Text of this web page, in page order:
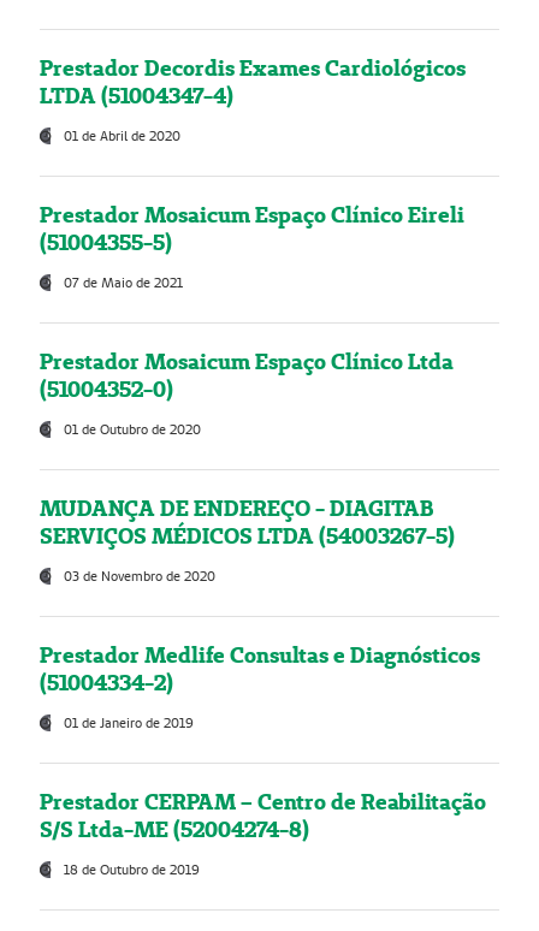
Prestador Decordis Exames Cardiológicos
LTDA (51004347-4)
01 de Abril de 2020
Prestador Mosaicum Espaço Clínico Eireli
(51004355-5)
07 de Maio de 2021
Prestador Mosaicum Espaço Clínico Ltda
(51004352-0)
01 de Outubro de 2020
MUDANÇA DE ENDEREÇO - DIAGITAB
SERVIÇOS MÉDICOS LTDA (54003267-5)
03 de Novembro de 2020
Prestador Medlife Consultas e Diagnósticos
(51004334-2)
01 de Janeiro de 2019
Prestador CERPAM – Centro de Reabilitação
S/S Ltda-ME (52004274-8)
18 de Outubro de 2019